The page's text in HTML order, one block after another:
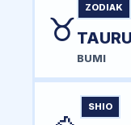
♉
ZODIAK
BUMI
SHIO